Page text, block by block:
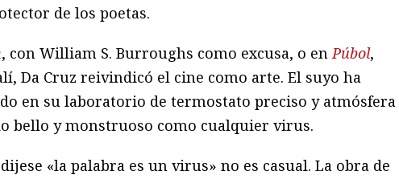
de los poetas.
, con William S. Burroughs como excusa, o enPúbol,
Da Cruz reivindicó el cine como arte. El suyo ha
en su laboratorio de termostato preciso y atmósfera
bello y monstruoso como cualquier virus.
«la palabra es un virus» no es casual. La obra de